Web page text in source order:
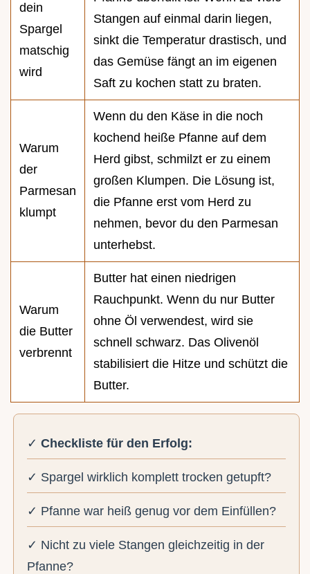
dein
Spargel
matschig
wird
Stangen auf einmal darin liegen,
sinkt die Temperatur drastisch, und
das Gemüse fängt an im eigenen
Saft zu kochen statt zu braten.
Warum
der
Parmesan
klumpt
Wenn du den Käse in die noch
kochend heiße Pfanne auf dem
Herd gibst, schmilzt er zu einem
großen Klumpen. Die Lösung ist,
die Pfanne erst vom Herd zu
nehmen, bevor du den Parmesan
unterhebst.
Warum
die Butter
verbrennt
Butter hat einen niedrigen
Rauchpunkt. Wenn du nur Butter
ohne Öl verwendest, wird sie
schnell schwarz. Das Olivenöl
stabilisiert die Hitze und schützt die
Butter.
✓Checkliste für den Erfolg:
✓ Spargel wirklich komplett trocken getupft?
✓ Pfanne war heiß genug vor dem Einfüllen?
✓ Nicht zu viele Stangen gleichzeitig in der
Pfanne?